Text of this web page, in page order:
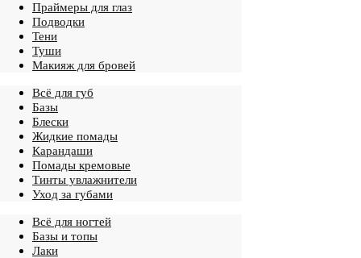
Праймеры для глаз
Подводки
Тени
Туши
Макияж для бровей
Всё для губ
Базы
Блески
Жидкие помады
Карандаши
Помады кремовые
Тинты увлажнители
Уход за губами
Всё для ногтей
Базы и топы
Лаки